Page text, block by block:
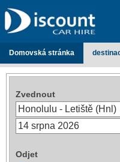
Domovská stránka
Zvednout
Odjet